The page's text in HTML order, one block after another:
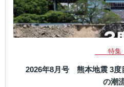
特集
2026年8月号 熊本地震 3度
の潮